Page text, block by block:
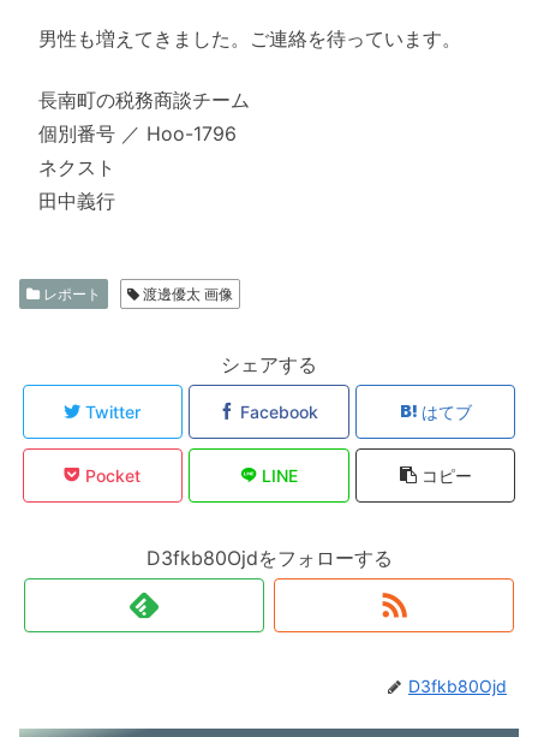
男性も増えてきました。ご連絡を待っています。
長南町の税務商談チーム
個別番号 ／ Hoo-1796
ネクスト
田中義行
レポート 渡邊優太 画像
シェアする
Twitter Facebook はてブ
Pocket LINE コピー
D3fkb80Ojdをフォローする
D3fkb80Ojd